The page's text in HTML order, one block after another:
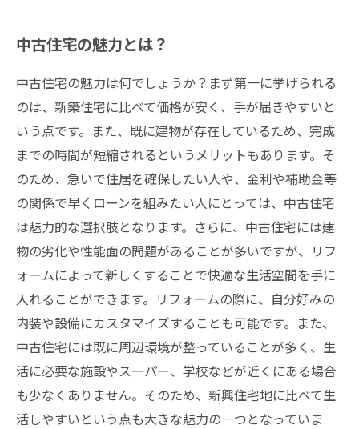
中古住宅の魅力とは？
中古住宅の魅力は何でしょうか？まず第一に挙げられる
のは、新築住宅に比べて価格が安く、手が届きやすいと
いう点です。また、既に建物が存在しているため、完成
までの時間が短縮されるというメリットもあります。そ
のため、急いで住居を確保したい人や、金利や補助金等
の関係で早くローンを組みたい人にとっては、中古住宅
は魅力的な選択肢となります。さらに、中古住宅には建
物の劣化や性能面の問題があることが多いですが、リフ
ォームによって新しくすることで快適な生活空間を手に
入れることができます。リフォームの際に、自分好みの
内装や設備にカスタマイズすることも可能です。また、
中古住宅には既に周辺環境が整っていることが多く、生
活に必要な施設やスーパー、学校などが近くにある場合
も少なくありません。そのため、新興住宅地に比べて生
活しやすいという点も大きな魅力の一つとなっていま